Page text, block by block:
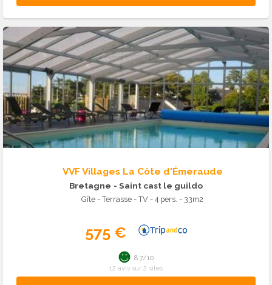
VVF Villages La Côte d'Émeraude
Bretagne - Saint cast le guildo
Gîte - Terrasse - TV - 4 pers. - 33m2
575 €
8.7/10
12 avis sur 2 sites